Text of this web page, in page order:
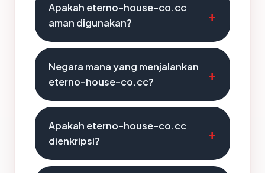
Apakah eterno-house-co.cc
aman digunakan?
Negara mana yang menjalankan
eterno-house-co.cc?
Apakah eterno-house-co.cc
dienkripsi?